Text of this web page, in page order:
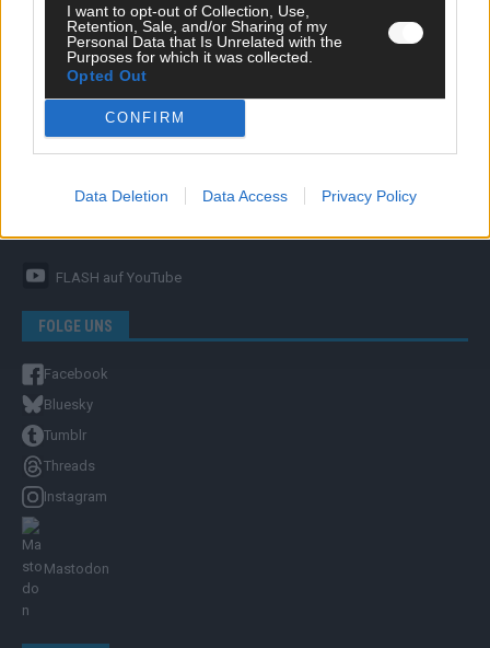
I want to opt-out of Collection, Use,
Retention, Sale, and/or Sharing of my
Personal Data that Is Unrelated with the
Purposes for which it was collected.
Opted Out
CONFIRM
Data Deletion Data Access Privacy Policy
ÜBER UNS
Unternehmensporträt
Ehtikrichtlinie & Faktencheck
FLASH auf YouTube
FOLGE UNS
Facebook
Bluesky
Tumblr
Threads
Instagram
Mastodon